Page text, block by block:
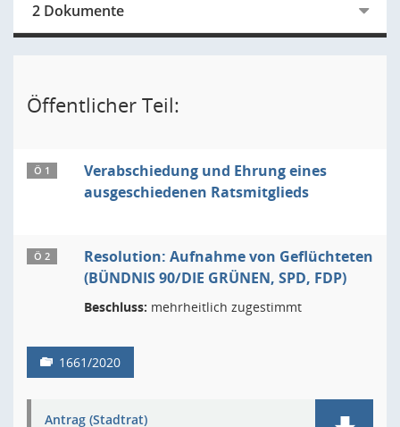
2 Dokumente
Öffentlicher Teil:
Ö 1
Verabschiedung und Ehrung eines
ausgeschiedenen Ratsmitglieds
Ö 2
Resolution: Aufnahme von Geflüchteten
(BÜNDNIS 90/DIE GRÜNEN, SPD, FDP)
Beschluss: mehrheitlich zugestimmt
1661/2020
Antrag (Stadtrat)